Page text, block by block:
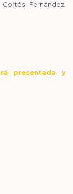
Fernández.
presentada y